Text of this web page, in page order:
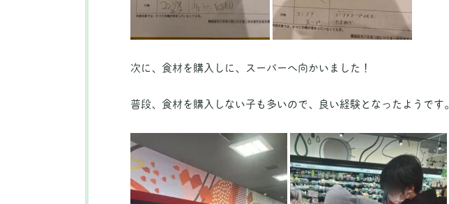
次に、食材を購入しに、スーパーへ向かいました！
普段、食材を購入しない子も多いので、良い経験となったようです。